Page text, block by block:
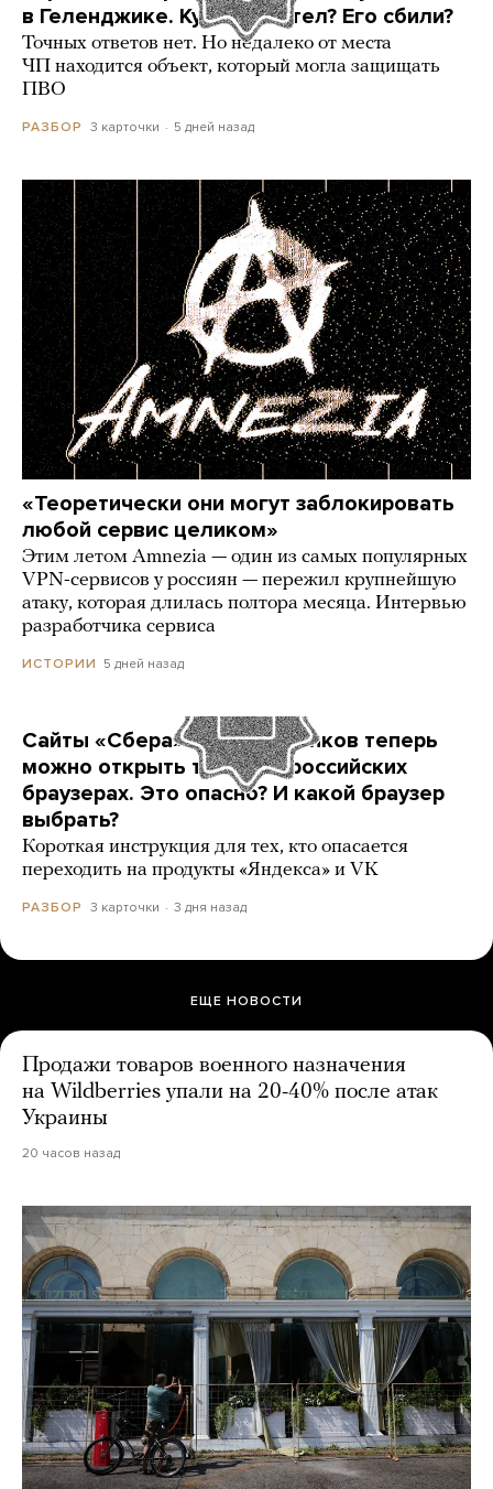
в Геленджике. Куда он летел? Его сбили?
Точных ответов нет. Но недалеко от места
ЧП находится объект, который могла защищать
ПВО
РАЗБОР 3 карточки 5 дней назад
«Теоретически они могут заблокировать
любой сервис целиком»
Этим летом Amnezia — один из самых популярных
VPN-сервисов у россиян — пережил крупнейшую
атаку, которая длилась полтора месяца. Интервью
разработчика сервиса
ИСТОРИИ 5 дней назад
Сайты «Сбера» и других банков теперь
можно открыть только в российских
браузерах. Это опасно? И какой браузер
выбрать?
Короткая инструкция для тех, кто опасается
переходить на продукты «Яндекса» и VK
РАЗБОР 3 карточки 3 дня назад
ЕЩЕ НОВОСТИ
Продажи товаров военного назначения
на Wildberries упали на 20-40% после атак
Украины
20 часов назад